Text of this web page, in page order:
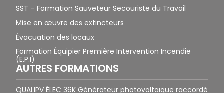
SST – Formation Sauveteur Secouriste du Travail
Mise en œuvre des extincteurs
Évacuation des locaux
Formation Équipier Première Intervention Incendie
(E.P.I)
AUTRES FORMATIONS
QUALIPV ÉLEC 36K Générateur photovoltaïque raccordé